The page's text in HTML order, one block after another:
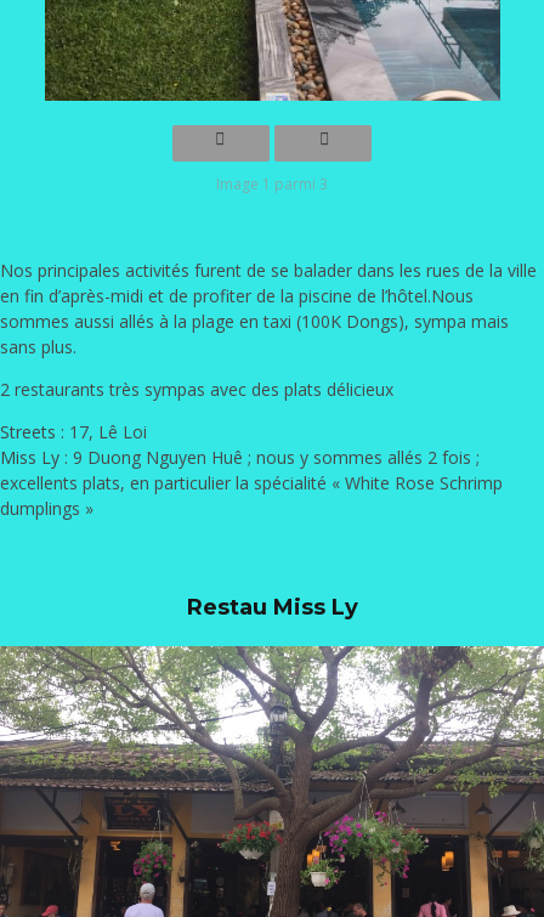
Image 1 parmi 3
Nos principales activités furent de se balader dans les rues de la ville
en fin d’après-midi et de profiter de la piscine de l’hôtel.Nous
sommes aussi allés à la plage en taxi (100K Dongs), sympa mais
sans plus.
2 restaurants très sympas avec des plats délicieux
Streets : 17, Lê Loi
Miss Ly : 9 Duong Nguyen Huê ; nous y sommes allés 2 fois ;
excellents plats, en particulier la spécialité « White Rose Schrimp
dumplings »
Restau Miss Ly